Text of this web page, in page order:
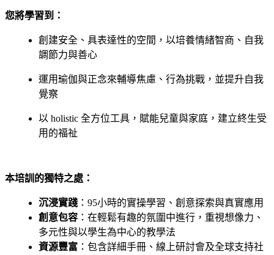
您將學習到：
創建安全、具表達性的空間，以培養情緒智商、自我
調節力與善心
運用瑜伽與正念來輔導焦慮、行為挑戰，並提升自我
覺察
以 holistic 全方位工具，賦能兒童與家庭，建立終生受
用的福祉
本培訓的獨特之處：
沉浸實踐 ：95小時的實操學習、創意探索與真實應用
創意包容 ：在輕鬆有趣的氛圍中進行，重視想像力、
多元性與以學生為中心的教學法
資源豐富 ：包含詳細手冊、線上研討會及全球支持社